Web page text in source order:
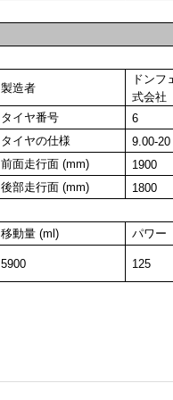
製造者
ドンフ
式会社
タイヤ番号
6
タイヤの仕様
9.00-20
前面走行面 (mm)
1900
後部走行面 (mm)
1800
移動量 (ml) パワー
5900 125